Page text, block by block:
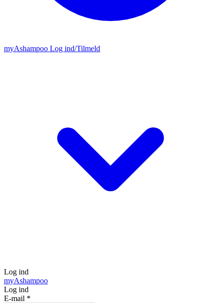
myAshampoo Log ind/Tilmeld
Log ind
myAshampoo
Log ind
E-mail *